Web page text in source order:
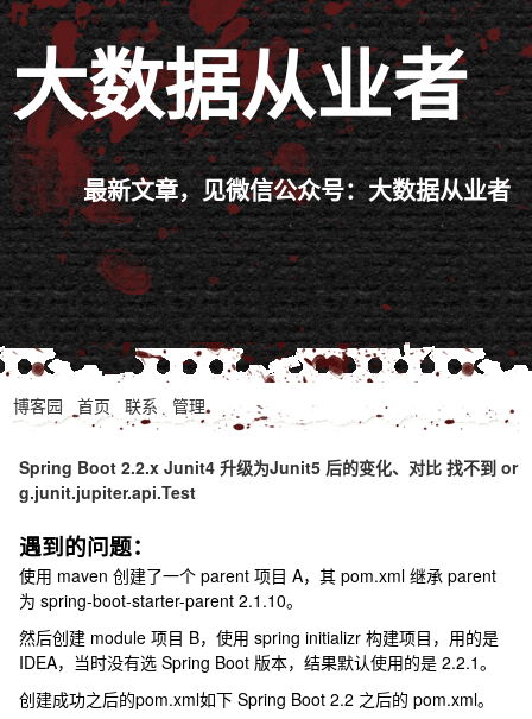
大数据从业者
最新文章，见微信公众号：大数据从业者
博客园 首页 联系 管理
Spring Boot 2.2.x Junit4 升级为Junit5 后的变化、对比 找不到 or
g.junit.jupiter.api.Test
遇到的问题：
使用 maven 创建了一个 parent 项目 A，其 pom.xml 继承 parent
为 spring-boot-starter-parent 2.1.10。
然后创建 module 项目 B，使用 spring initializr 构建项目，用的是
IDEA，当时没有选 Spring Boot 版本，结果默认使用的是 2.2.1。
创建成功之后的pom.xml如下 Spring Boot 2.2 之后的 pom.xml。